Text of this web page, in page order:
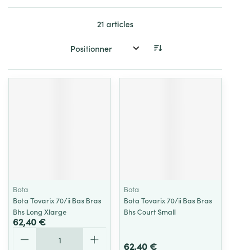
21 articles
Trier par:
Bota
Bota Tovarix 70/ii Bas Bras
Bhs Long Xlarge
62,40 €
Bota
Bota Tovarix 70/ii Bas Bras
Bhs Court Small
62,40 €